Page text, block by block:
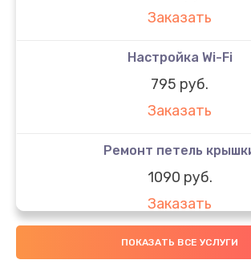
Заказать
Настройка Wi-Fi
795 руб.
Заказать
Ремонт петель
1090 руб.
Заказать
Замена вебкамеры
ПОКАЗАТЬ ВСЕ УСЛУГИ